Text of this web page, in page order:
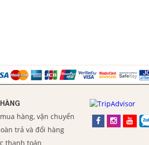
hàng, vận chuyển
trả và đổi hàng
thanh toán